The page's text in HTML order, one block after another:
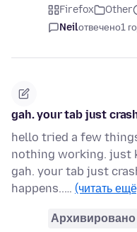
Firefox Other
Neilотвечено1
gah. your tab just
hello tried a few
nothing working. just
gah. your tab just
happens..… (читать
Архивировано